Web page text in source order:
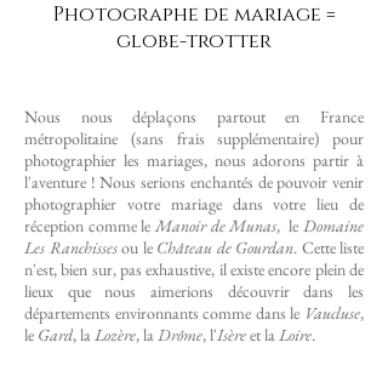
Photographe de mariage =
globe-trotter
Nous nous déplaçons partout en France
métropolitaine (sans frais supplémentaire) pour
photographier les mariages, nous adorons partir à
l'aventure ! Nous serions enchantés de pouvoir venir
photographier votre mariage dans votre lieu de
réception comme leManoir de Munas, le Domaine
Les Ranchissesou le Château de Gourdan. Cette liste
n'est, bien sur, pas exhaustive, il existe encore plein de
lieux que nous aimerions découvrir dans les
départements environnants comme dans le Vaucluse,
le Gard, laLozère, laDrôme, l'Isèreet laLoire.